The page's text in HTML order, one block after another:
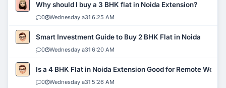
Why should I buy a 3 BHK flat in Noida Extension?
0 Wednesday a31 6:25 AM
Smart Investment Guide to Buy 2 BHK Flat in Noida
0 Wednesday a31 6:20 AM
Is a 4 BHK Flat in Noida Extension Good for Remote Work?
0 Wednesday a31 5:26 AM